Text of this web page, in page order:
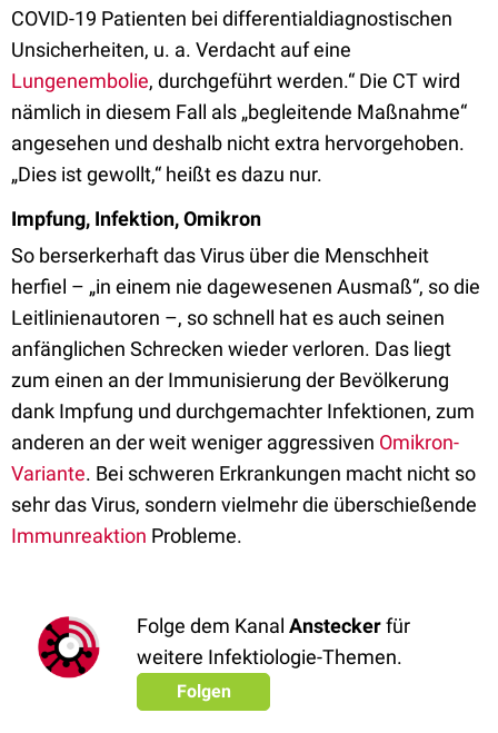
COVID-19 Patienten bei differentialdiagnostischen
Unsicherheiten, u. a. Verdacht auf eine
Lungenembolie, durchgeführt werden.“ Die CT wird
nämlich in diesem Fall als „begleitende Maßnahme“
angesehen und deshalb nicht extra hervorgehoben.
„Dies ist gewollt,“ heißt es dazu nur.
Impfung, Infektion, Omikron
So berserkerhaft das Virus über die Menschheit
herfiel – „in einem nie dagewesenen Ausmaß“, so die
Leitlinienautoren –, so schnell hat es auch seinen
anfänglichen Schrecken wieder verloren. Das liegt
zum einen an der Immunisierung der Bevölkerung
dank Impfung und durchgemachter Infektionen, zum
anderen an der weit weniger aggressiven Omikron-
Variante. Bei schweren Erkrankungen macht nicht so
sehr das Virus, sondern vielmehr die überschießende
Immunreaktion Probleme.
Folge dem Kanal Ansteckerfür
weitere Infektiologie-Themen.
Folgen